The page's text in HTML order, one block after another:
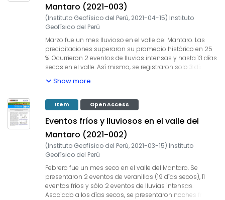
Mantaro (2021-003)
(Instituto Geofísico del Perú, 2021-04-15) Instituto
Geofísico del Perú
Marzo fue un mes lluvioso en el valle del Mantaro. Las
precipitaciones superaron su promedio histórico en 25
%. Ocurrieron 2 eventos de lluvias intensas y hasta 13 días
secos en el valle. Así mismo, se registraron solo 3 días
fue ligeramente superior a su promedio.
Show more
Item Open Access
Eventos fríos y lluviosos en el valle del
Mantaro (2021-002)
(Instituto Geofísico del Perú, 2021-03-15) Instituto
Geofísico del Perú
Febrero fue un mes seco en el valle del Mantaro. Se
presentaron 2 eventos de veranillos (19 días secos), 11
eventos fríos y sólo 2 eventos de lluvias intensas.
Asociado a los días secos, se presentaron noches frías